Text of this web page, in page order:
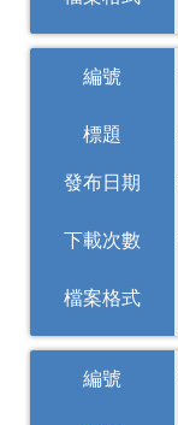
編號
標題
發布日期
下載次數
檔案格式
編號